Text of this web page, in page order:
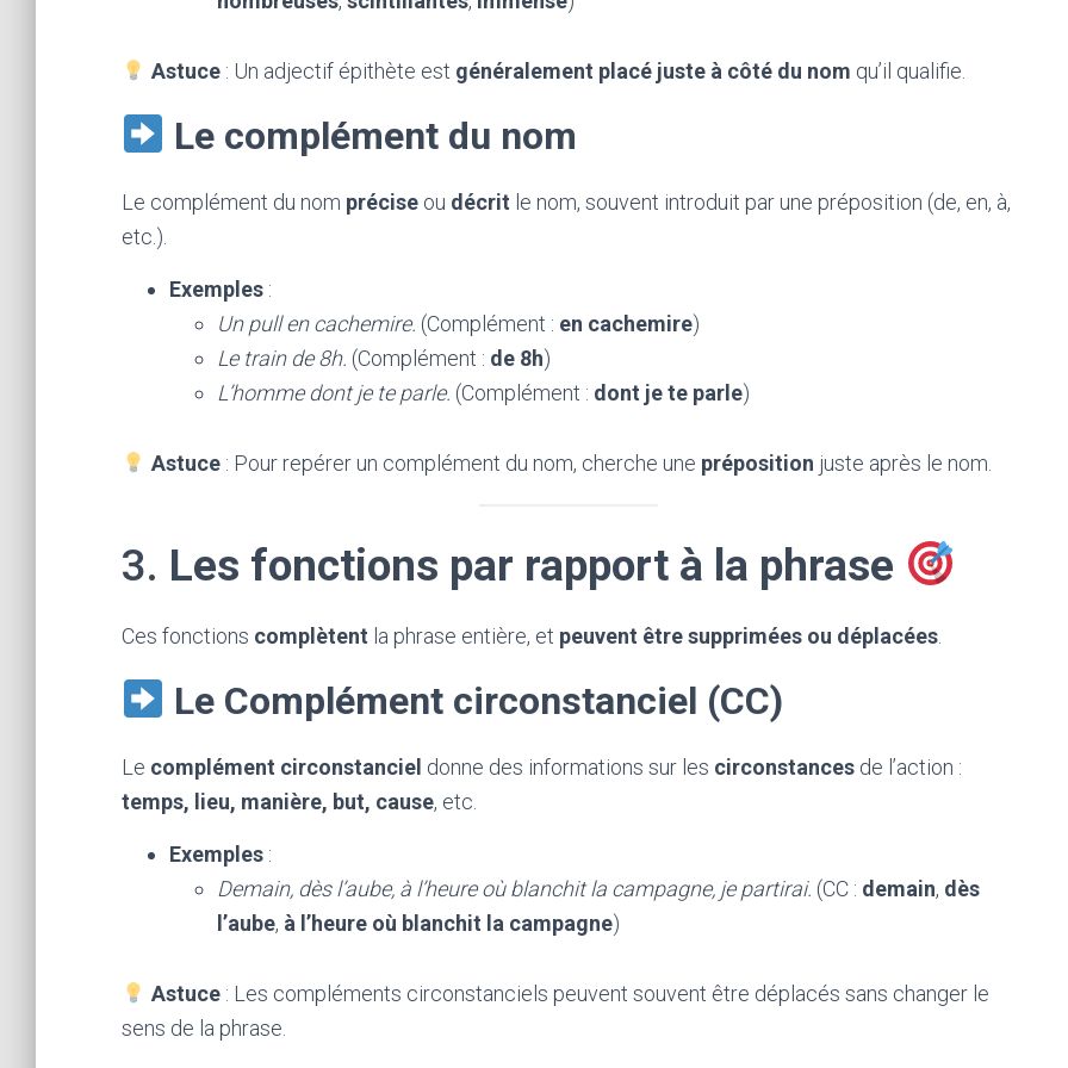
Astuce: Un adjectif épithète est généralement placé juste à côté du nom qu’il qualifie.
Le complément du nom
Le complément du nom précise ou décrit le nom, souvent introduit par une préposition (de, en, à,
etc.).
Exemples :
Un pull en cachemire. (Complément : en cachemire)
Le train de 8h. (Complément : de 8h)
L’homme dont je te parle. (Complément : dont je te parle)
Astuce: Pour repérer un complément du nom, cherche une préposition juste après le nom.
3. Les fonctions par rapport à la phrase
Ces fonctions complètent la phrase entière, et peuvent être supprimées ou déplacées
Le Complément circonstanciel (CC)
Le complément circonstanciel donne des informations sur les circonstances de l’action :
temps, lieu, manière, but, cause, etc.
Exemples :
Demain, dès l’aube, à l’heure où blanchit la campagne, je partirai. (CC : demain, dès
l’aube, à l’heure où blanchit la campagne)
Astuce: Les compléments circonstanciels peuvent souvent être déplacés sans changer le
sens de la phrase.